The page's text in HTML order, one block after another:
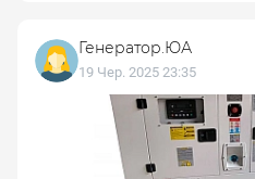
Генератор.ЮА
19 Чер. 2025 23:35